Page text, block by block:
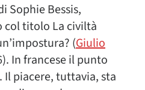
Sophie Bessis,
col titolo La civiltà
(Giulio
In francese il punto
Il piacere, tuttavia, sta